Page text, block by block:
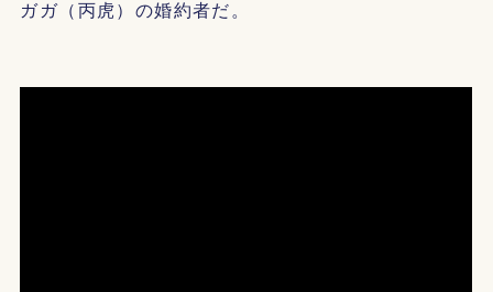
ガガ（丙虎）の婚約者だ。